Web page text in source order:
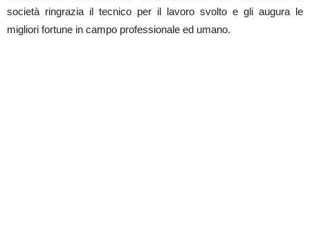
società ringrazia il tecnico per il lavoro svolto e gli augura le
migliori fortune in campo professionale ed umano.